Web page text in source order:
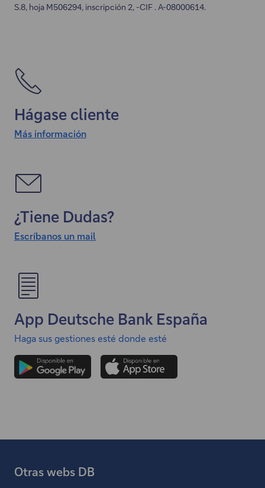
S.8, hoja M506294, inscripción 2, -CIF . A-08000614.
Hágase cliente
Más información
¿Tiene Dudas?
Escríbanos un mail
"
l
e
l
a
e
a
e
u
App Deutsche Bank España
Haga sus gestiones esté donde esté
Otras webs DB